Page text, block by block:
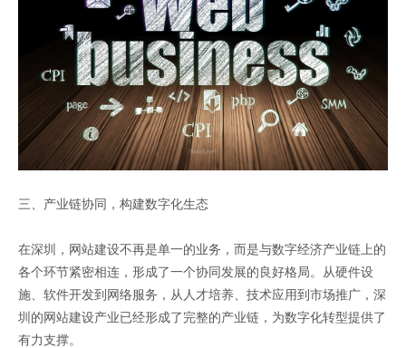
三、产业链协同，构建数字化生态
在深圳，网站建设不再是单一的业务，而是与数字经济产业链上的
各个环节紧密相连，形成了一个协同发展的良好格局。从硬件设
施、软件开发到网络服务，从人才培养、技术应用到市场推广，深
圳的网站建设产业已经形成了完整的产业链，为数字化转型提供了
有力支撑。